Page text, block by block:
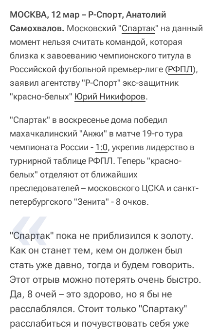
МОСКВА, 12 мар – Р-Спорт, Анатолий
Самохвалов. Московский "Спартак" на данный
момент нельзя считать командой, которая
близка к завоеванию чемпионского титула в
Российской футбольной премьер-лиге (РФПЛ),
заявил агентству "Р-Спорт" экс-защитник
"красно-белых" Юрий Никифоров.
"Спартак" в воскресенье дома победил
махачкалинский "Анжи" в матче 19-го тура
чемпионата России - 1:0, укрепив лидерство в
турнирной таблице РФПЛ. Теперь "красно-
белых" отделяют от ближайших
преследователей – московского ЦСКА и санкт-
петербургского "Зенита" - 8 очков.
"Спартак" пока не приблизился к золоту.
Как он станет тем, кем он должен был
стать уже давно, тогда и будем говорить.
Этот отрыв можно потерять очень быстро.
Да, 8 очей – это здорово, но я бы не
расслаблялся. Стоит только "Спартаку"
расслабиться и почувствовать себя уже